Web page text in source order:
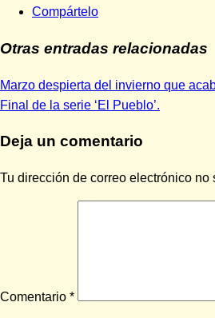
Compártelo
Otras entradas relacionadas
Navegación
entradas
Entrada
anterior:
Marzo despierta del invierno que
Siguiente
Final de la serie ‘El Pueblo’.
Deja un comentario
Tu dirección de correo electrónico no
Comentario *